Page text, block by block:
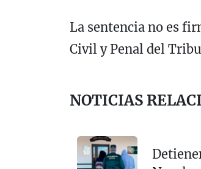
La sentencia no es
Civil y Penal del
NOTICIAS